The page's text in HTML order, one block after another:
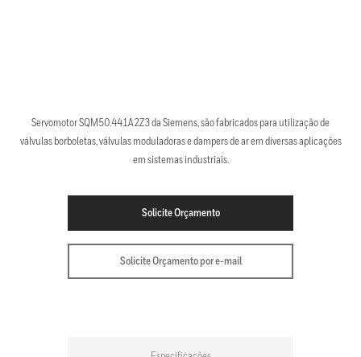
Servomotor SQM50.441A2Z3 da Siemens, são fabricados para utilização de
válvulas borboletas, válvulas moduladoras e dampers de ar em diversas aplicações
em sistemas industriais.
Solicite Orçamento
Solicite Orçamento por e-mail